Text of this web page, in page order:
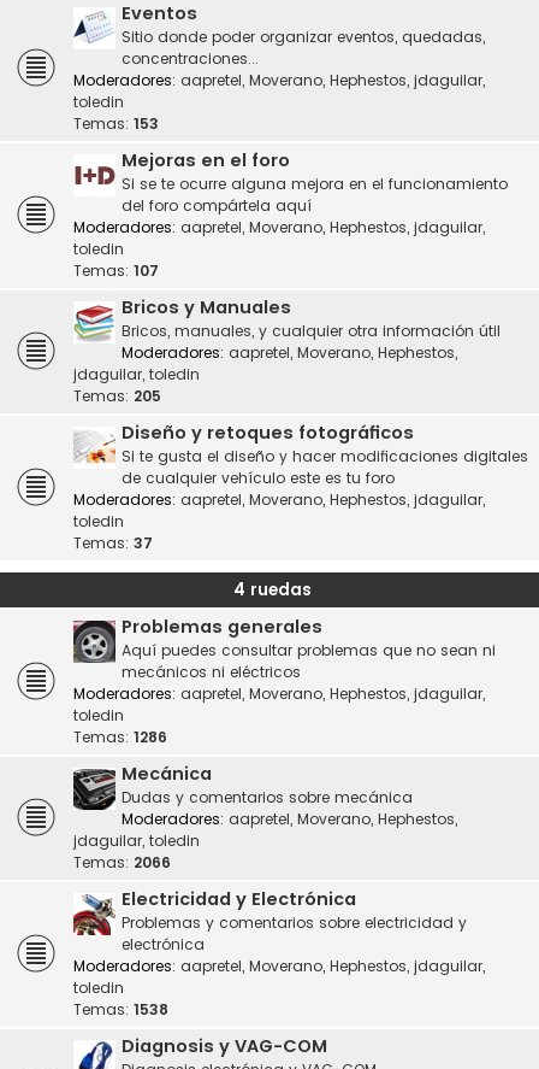
Eventos
Sitio donde poder organizar eventos, quedadas,
concentraciones...
Moderadores: aapretel, Moverano, Hephestos, jdaguilar,
toledin
Temas: 153
Mejoras en el foro
Si se te ocurre alguna mejora en el funcionamiento
del foro compártela aquí
Moderadores: aapretel, Moverano, Hephestos, jdaguilar,
toledin
Temas: 107
Bricos y Manuales
Bricos, manuales, y cualquier otra información útil
Moderadores: aapretel, Moverano, Hephestos,
jdaguilar, toledin
Temas: 205
Diseño y retoques fotográficos
Si te gusta el diseño y hacer modificaciones digitales
de cualquier vehículo este es tu foro
Moderadores: aapretel, Moverano, Hephestos, jdaguilar,
toledin
Temas: 37
4 ruedas
Problemas generales
Aquí puedes consultar problemas que no sean ni
mecánicos ni eléctricos
Moderadores: aapretel, Moverano, Hephestos, jdaguilar,
toledin
Temas: 1286
Mecánica
Dudas y comentarios sobre mecánica
Moderadores: aapretel, Moverano, Hephestos,
jdaguilar, toledin
Temas: 2066
Electricidad y Electrónica
Problemas y comentarios sobre electricidad y
electrónica
Moderadores: aapretel, Moverano, Hephestos, jdaguilar,
toledin
Temas: 1538
Diagnosis y VAG-COM